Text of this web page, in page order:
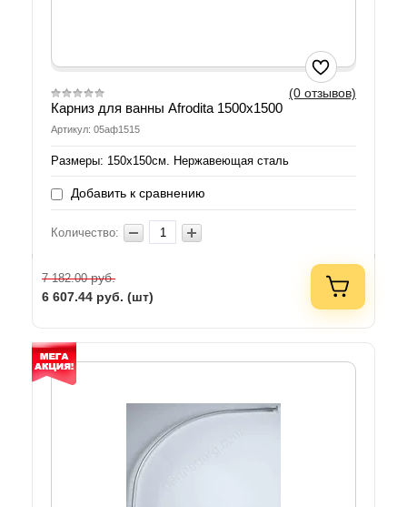
(0 отзывов)
Карниз для ванны Afrodita 1500х1500
Артикул: 05аф1515
Размеры: 150х150см. Нержавеющая сталь
Добавить к сравнению
Количество:
7 182.00руб.
6 607.44 руб. (шт)